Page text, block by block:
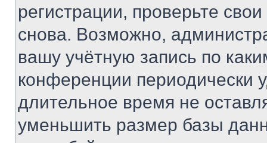
регистрации, проверьте
снова. Возможно,
вашу учётную запись по
конференции периодически
длительное время не
уменьшить размер базы